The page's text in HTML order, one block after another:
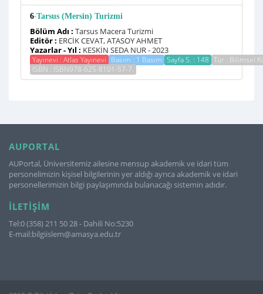
6-Tarsus (Mersin) Turizmi
Bölüm Adı : Tarsus Macera Turizmi
Editör : ERCİK CEVAT, ATASOY AHMET
Yazarlar - Yıl : KESKİN SEDA NUR - 2023
Yayınevi : Atlas Yayınevi Basım : 1 Basım Sayfa S. : 148 Tür : Bilimsel
ISBN : ISBN978-625-8101-57-7.
AUPORTAL
AUPortal, Üniversitemiz ailesine mensup akademik ve idari tüm
personelimizin kişisel bilgilerinin yer aldığı ayrıca akademik ve idari
personellerimizin bilgi paylaşımında bulanacağı sistemin adıdır.
İLETIŞIM
Tel:0 (358) 211 50 28 - Dahili No:5230
E-mail:bilgiislem@amasya.edu.tr